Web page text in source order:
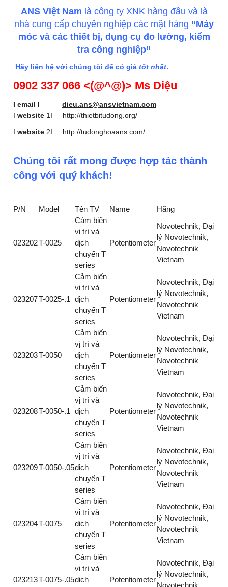
ANS Việt Nam là công ty XNK hàng đầu và là
nhà cung cấp chuyên nghiệp các mặt hàng “Máy
móc và các thiết bị, dụng cụ đo lường, kiểm
tra công nghiệp”
Hãy liên hệ với chúng tôi để có giá tốt nhất.
0902 337 066 <(@^@)> Ms Diệu
I email I dieu.ans@ansvietnam.com
I website 1I http://thietbitudong.org/
I website 2I http://tudonghoaans.com/
Chúng tôi rất mong được hợp tác thành
công với quý khách!
P/N Model Tên TV Name Hãng
023202T-0025
Cảm biến
vị trí và
dịch
chuyển T
series
Potentiometer
Novotechnik, Đại
lý Novotechnik,
Novotechnik
Vietnam
023207T-0025-.1
Cảm biến
vị trí và
dịch
chuyển T
series
Potentiometer
Novotechnik, Đại
lý Novotechnik,
Novotechnik
Vietnam
023203T-0050
Cảm biến
vị trí và
dịch
chuyển T
series
Potentiometer
Novotechnik, Đại
lý Novotechnik,
Novotechnik
Vietnam
023208T-0050-.1
Cảm biến
vị trí và
dịch
chuyển T
series
Potentiometer
Novotechnik, Đại
lý Novotechnik,
Novotechnik
Vietnam
023209T-0050-.05
Cảm biến
vị trí và
dịch
chuyển T
series
Potentiometer
Novotechnik, Đại
lý Novotechnik,
Novotechnik
Vietnam
023204T-0075
Cảm biến
vị trí và
dịch
chuyển T
series
Potentiometer
Novotechnik, Đại
lý Novotechnik,
Novotechnik
Vietnam
023213T-0075-.05
Cảm biến
vị trí và
dịch
Potentiometer
Novotechnik, Đại
lý Novotechnik,
Novotechnik